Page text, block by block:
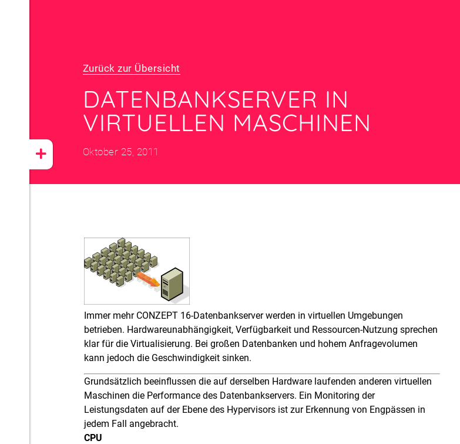
Zurück zur Übersicht
DATENBANKSERVER IN
VIRTUELLEN MASCHINEN
Oktober 25, 2011
Immer mehr CONZEPT 16-Datenbankserver werden in virtuellen Umgebungen
betrieben. Hardwareunabhängigkeit, Verfügbarkeit und Ressourcen-Nutzung sprechen
klar für die Virtualisierung. Bei großen Datenbanken und hohem Anfragevolumen
kann jedoch die Geschwindigkeit sinken.
Grundsätzlich beeinflussen die auf derselben Hardware laufenden anderen virtuellen
Maschinen die Performance des Datenbankservers. Ein Monitoring der
Leistungsdaten auf der Ebene des Hypervisors ist zur Erkennung von Engpässen in
jedem Fall angebracht.
CPU